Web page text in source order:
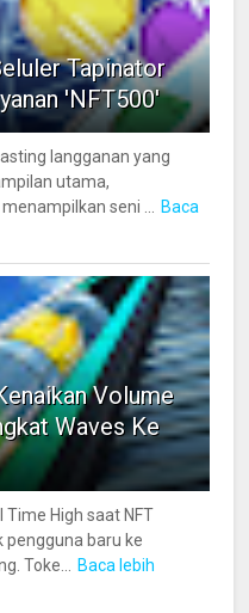
Tapinator
'NFT500'
langganan yang
utama,
seni ... Baca
Volume
Waves Ke
Time High saat NFT
baru ke
Toke... Baca lebih